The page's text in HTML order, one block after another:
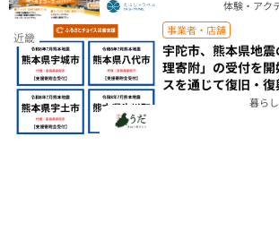
体験・アク
近畿 事業者・店舗
宇陀市、熊本県地
理寄附」の受付を
スを通じて復旧・
暮ら